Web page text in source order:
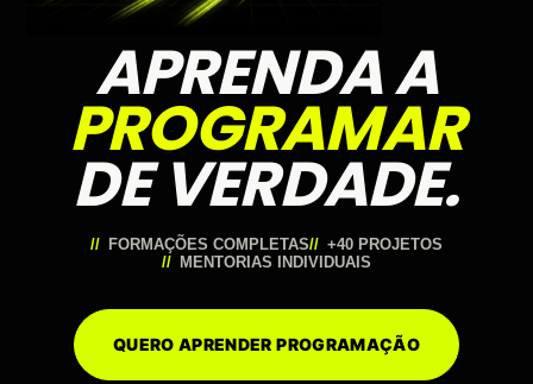
APRENDA A
PROGRAMAR
DE VERDADE.
FORMAÇÕES COMPLETAS
+40 PROJETOS
MENTORIAS INDIVIDUAIS
QUERO APRENDER PROGRAMAÇÃO